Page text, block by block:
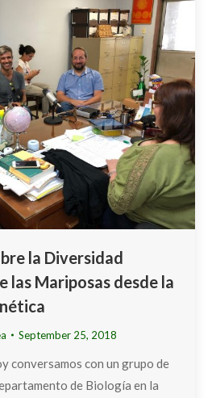
la Diversidad
las Mariposas desde la
September 25, 2018
conversamos con un grupo de
de Biología en la